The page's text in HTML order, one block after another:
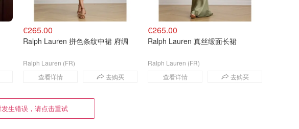
€265.00
Ralph Lauren 拼色条纹中裙 府绸
查看详情 去购买
Ralph Lauren (FR)
€265.00
Ralph Lauren 真丝缎面长裙
查看详情 去购买
Ralph Lauren (FR)